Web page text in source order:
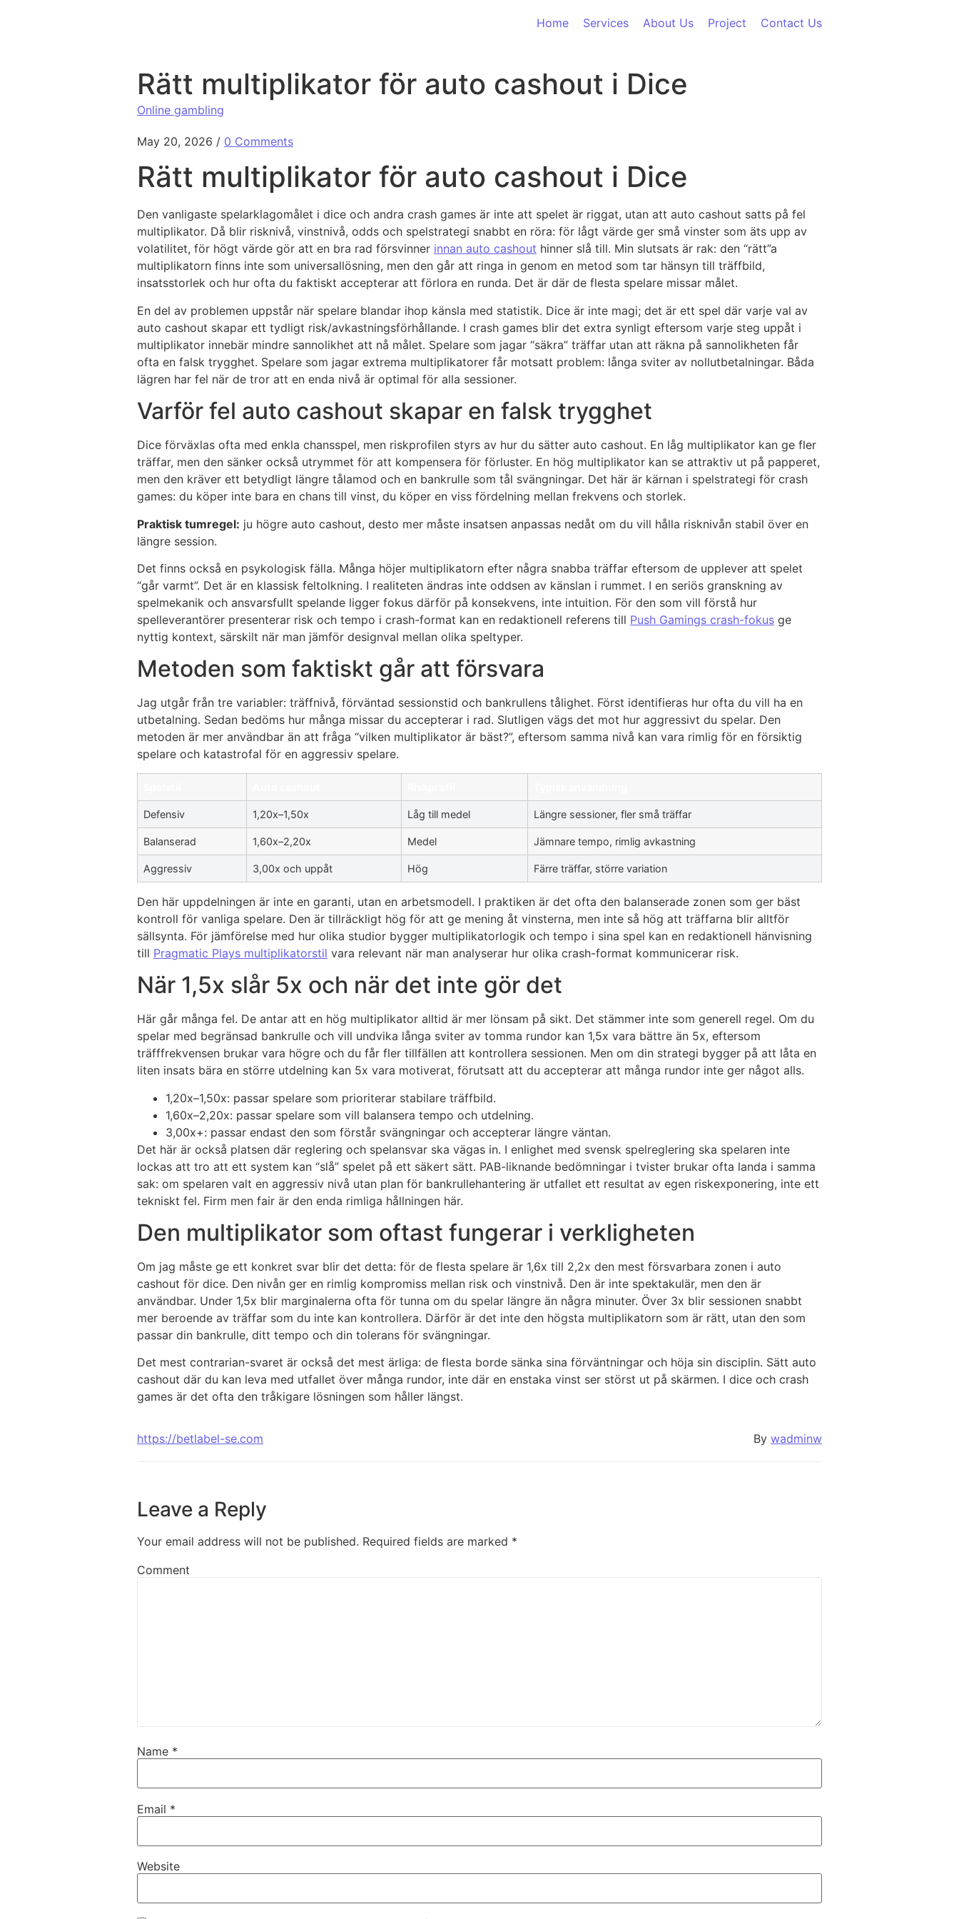
Home
Services About Us Project Contact Us
Rätt multiplikator för auto cashout i Dice
Online gambling
May 20, 2026 / 0 Comments
Rätt multiplikator för auto cashout i Dice
Den vanligaste spelarklagomålet i dice och andra crash games är inte att spelet är riggat, utan att auto cashout satts på fel
multiplikator. Då blir risknivå, vinstnivå, odds och spelstrategi snabbt en röra: för lågt värde ger små vinster som äts upp av
volatilitet, för högt värde gör att en bra rad försvinner innan auto cashout hinner slå till. Min slutsats är rak: den “rätt”a
multiplikatorn finns inte som universallösning, men den går att ringa in genom en metod som tar hänsyn till träffbild,
insatsstorlek och hur ofta du faktiskt accepterar att förlora en runda. Det är där de flesta spelare missar målet.
En del av problemen uppstår när spelare blandar ihop känsla med statistik. Dice är inte magi; det är ett spel där varje val av
auto cashout skapar ett tydligt risk/avkastningsförhållande. I crash games blir det extra synligt eftersom varje steg uppåt i
multiplikator innebär mindre sannolikhet att nå målet. Spelare som jagar “säkra” träffar utan att räkna på sannolikheten får
ofta en falsk trygghet. Spelare som jagar extrema multiplikatorer får motsatt problem: långa sviter av nollutbetalningar. Båda
lägren har fel när de tror att en enda nivå är optimal för alla sessioner.
Varför fel auto cashout skapar en falsk trygghet
Dice förväxlas ofta med enkla chansspel, men riskprofilen styrs av hur du sätter auto cashout. En låg multiplikator kan ge fler
träffar, men den sänker också utrymmet för att kompensera för förluster. En hög multiplikator kan se attraktiv ut på papperet,
men den kräver ett betydligt längre tålamod och en bankrulle som tål svängningar. Det här är kärnan i spelstrategi för crash
games: du köper inte bara en chans till vinst, du köper en viss fördelning mellan frekvens och storlek.
Praktisk tumregel: ju högre auto cashout, desto mer måste insatsen anpassas nedåt om du vill hålla risknivån stabil över en
längre session.
Det finns också en psykologisk fälla. Många höjer multiplikatorn efter några snabba träffar eftersom de upplever att spelet
“går varmt”. Det är en klassisk feltolkning. I realiteten ändras inte oddsen av känslan i rummet. I en seriös granskning av
spelmekanik och ansvarsfullt spelande ligger fokus därför på konsekvens, inte intuition. För den som vill förstå hur
spelleverantörer presenterar risk och tempo i crash-format kan en redaktionell referens till Push Gamings crash-fokus ge
nyttig kontext, särskilt när man jämför designval mellan olika speltyper.
Metoden som faktiskt går att försvara
Jag utgår från tre variabler: träffnivå, förväntad sessionstid och bankrullens tålighet. Först identifieras hur ofta du vill ha en
utbetalning. Sedan bedöms hur många missar du accepterar i rad. Slutligen vägs det mot hur aggressivt du spelar. Den
metoden är mer användbar än att fråga “vilken multiplikator är bäst?”, eftersom samma nivå kan vara rimlig för en försiktig
spelare och katastrofal för en aggressiv spelare.
Defensiv 1,20x–1,50x Låg till medel Längre sessioner, fler små träffar
Balanserad 1,60x–2,20x Medel Jämnare tempo, rimlig avkastning
Aggressiv 3,00x och uppåt Hög Färre träffar, större variation
Den här uppdelningen är inte en garanti, utan en arbetsmodell. I praktiken är det ofta den balanserade zonen som ger bäst
kontroll för vanliga spelare. Den är tillräckligt hög för att ge mening åt vinsterna, men inte så hög att träffarna blir alltför
sällsynta. För jämförelse med hur olika studior bygger multiplikatorlogik och tempo i sina spel kan en redaktionell hänvisning
till Pragmatic Plays multiplikatorstil vara relevant när man analyserar hur olika crash-format kommunicerar risk.
När 1,5x slår 5x och när det inte gör det
Här går många fel. De antar att en hög multiplikator alltid är mer lönsam på sikt. Det stämmer inte som generell regel. Om du
spelar med begränsad bankrulle och vill undvika långa sviter av tomma rundor kan 1,5x vara bättre än 5x, eftersom
träfffrekvensen brukar vara högre och du får fler tillfällen att kontrollera sessionen. Men om din strategi bygger på att låta en
liten insats bära en större utdelning kan 5x vara motiverat, förutsatt att du accepterar att många rundor inte ger något alls.
1,20x–1,50x: passar spelare som prioriterar stabilare träffbild.
1,60x–2,20x: passar spelare som vill balansera tempo och utdelning.
3,00x+: passar endast den som förstår svängningar och accepterar längre väntan.
Det här är också platsen där reglering och spelansvar ska vägas in. I enlighet med svensk spelreglering ska spelaren inte
lockas att tro att ett system kan “slå” spelet på ett säkert sätt. PAB-liknande bedömningar i tvister brukar ofta landa i samma
sak: om spelaren valt en aggressiv nivå utan plan för bankrullehantering är utfallet ett resultat av egen riskexponering, inte ett
tekniskt fel. Firm men fair är den enda rimliga hållningen här.
Den multiplikator som oftast fungerar i verkligheten
Om jag måste ge ett konkret svar blir det detta: för de flesta spelare är 1,6x till 2,2x den mest försvarbara zonen i auto
cashout för dice. Den nivån ger en rimlig kompromiss mellan risk och vinstnivå. Den är inte spektakulär, men den är
användbar. Under 1,5x blir marginalerna ofta för tunna om du spelar längre än några minuter. Över 3x blir sessionen snabbt
mer beroende av träffar som du inte kan kontrollera. Därför är det inte den högsta multiplikatorn som är rätt, utan den som
passar din bankrulle, ditt tempo och din tolerans för svängningar.
Det mest contrarian-svaret är också det mest ärliga: de flesta borde sänka sina förväntningar och höja sin disciplin. Sätt auto
cashout där du kan leva med utfallet över många rundor, inte där en enstaka vinst ser störst ut på skärmen. I dice och crash
games är det ofta den tråkigare lösningen som håller längst.
https://betlabel-se.com By wadminw
Leave a Reply
Your email address will not be published. Required fields are marked *
Comment
Name *
Email *
Website